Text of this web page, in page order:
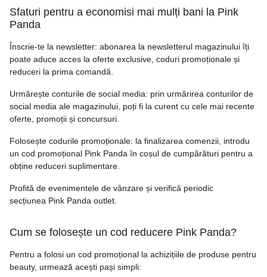
Sfaturi pentru a economisi mai mulți bani la Pink
Panda
Înscrie-te la newsletter: abonarea la newsletterul magazinului îți
poate aduce acces la oferte exclusive, coduri promoționale și
reduceri la prima comandă.
Urmărește conturile de social media: prin urmărirea conturilor de
social media ale magazinului, poți fi la curent cu cele mai recente
oferte, promoții și concursuri.
Folosește codurile promoționale: la finalizarea comenzii, introdu
un cod promoțional Pink Panda în coșul de cumpărături pentru a
obține reduceri suplimentare.
Profită de evenimentele de vânzare și verifică periodic
secțiunea Pink Panda outlet.
Cum se folosește un cod reducere Pink Panda?
Pentru a folosi un cod promoțional la achizițiile de produse pentru
beauty, urmează acești pași simpli: